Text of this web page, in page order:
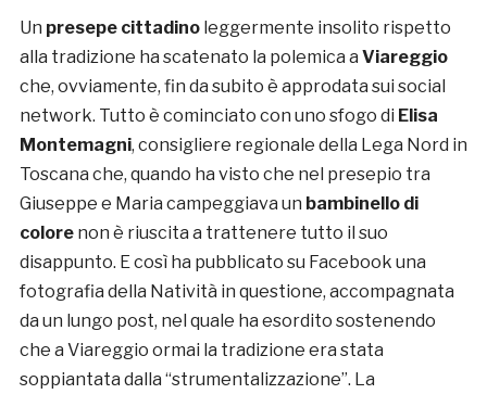
Un presepe cittadinoleggermente insolito rispetto
alla tradizione ha scatenato la polemica a Viareggio
che, ovviamente, fin da subito è approdata sui social
network. Tutto è cominciato con uno sfogo di Elisa
Montemagni, consigliere regionale della Lega Nord in
Toscana che, quando ha visto che nel presepio tra
Giuseppe e Maria campeggiava un bambinello di
colorenon è riuscita a trattenere tutto il suo
disappunto. E così ha pubblicato su Facebook una
fotografia della Natività in questione, accompagnata
da un lungo post, nel quale ha esordito sostenendo
che a Viareggio ormai la tradizione era stata
soppiantata dalla “strumentalizzazione”. La